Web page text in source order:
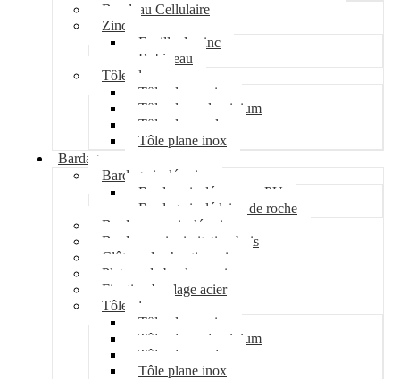
Bandeau Cellulaire
Zinc
Feuille de zinc
Bobineau
Tôle plane
Tôle plane acier
Tôle plane aluminium
Tôle plane galva
Tôle plane inox
Bardage
Bardage isolé acier
Bardage isolé mousse PU
Bardage isolé laine de roche
Bardage non isolé acier
Bardage acier imitation bois
Clôture de chantier acier
Plateau de bardage acier
Fixation bardage acier
Tôle plane
Tôle plane acier
Tôle plane aluminium
Tôle plane galva
Tôle plane inox